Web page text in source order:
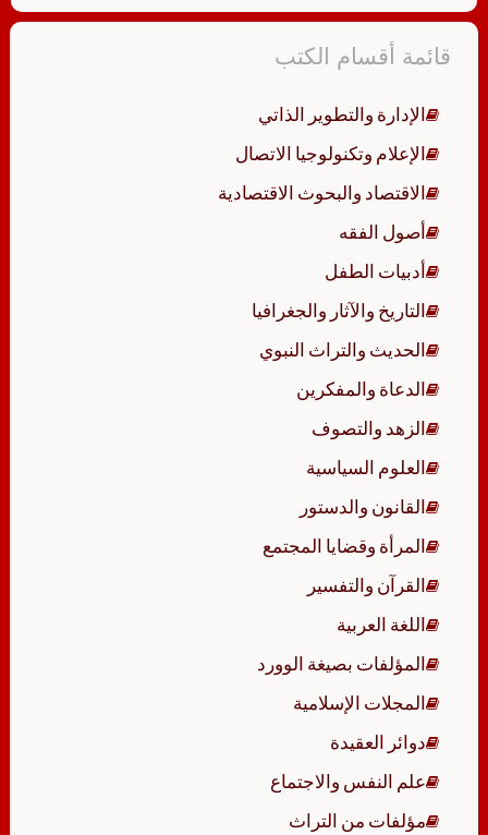
قائمة أقسام الكتب
الإدارة والتطوير الذاتي
الإعلام وتكنولوجيا الاتصال
الاقتصاد والبحوث الاقتصادية
أصول الفقه
أدبيات الطفل
التاريخ والآثار والجغرافيا
الحديث والتراث النبوي
الدعاة والمفكرين
الزهد والتصوف
العلوم السياسية
القانون والدستور
المرأة وقضايا المجتمع
القرآن والتفسير
اللغة العربية
المؤلفات بصيغة الوورد
المجلات الإسلامية
دوائر العقيدة
علم النفس والاجتماع
مؤلفات من التراث